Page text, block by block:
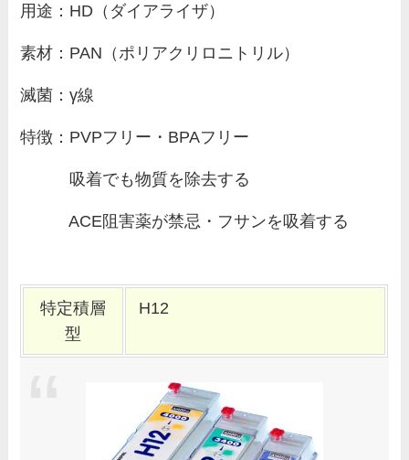
用途：HD（ダイアライザ）
素材：PAN（ポリアクリロニトリル）
滅菌：γ線
特徴：PVPフリー・BPAフリー
吸着でも物質を除去する
ACE阻害薬が禁忌・フサンを吸着する
特定積層
型
H12